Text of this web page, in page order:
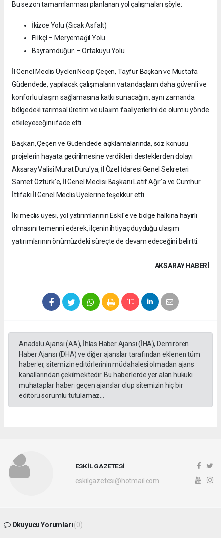
Bu sezon tamamlanması planlanan yol çalışmaları şöyle:
İkizce Yolu (Sıcak Asfalt)
Filikçi – Meryemağıl Yolu
Bayramdüğün – Ortakuyu Yolu
İl Genel Meclis Üyeleri Necip Çeçen, Tayfur Başkan ve Mustafa
Güdendede, yapılacak çalışmaların vatandaşların daha güvenli ve
konforlu ulaşım sağlamasına katkı sunacağını, aynı zamanda
bölgedeki tarımsal üretim ve ulaşım faaliyetlerini de olumlu yönde
etkileyeceğini ifade etti.
Başkan, Çeçen ve Güdendede açıklamalarında, söz konusu
projelerin hayata geçirilmesine verdikleri desteklerden dolayı
Aksaray Valisi Murat Duru'ya, İl Özel İdaresi Genel Sekreteri
Samet Öztürk'e, İl Genel Meclisi Başkanı Latif Ağır'a ve Cumhur
İttifakı İl Genel Meclis Üyelerine teşekkür etti.
İki meclis üyesi, yol yatırımlarının Eskil'e ve bölge halkına hayırlı
olmasını temenni ederek, ilçenin ihtiyaç duyduğu ulaşım
yatırımlarının önümüzdeki süreçte de devam edeceğini belirtti.
AKSARAY HABERİ
Anadolu Ajansı (AA), İhlas Haber Ajansı (İHA), Demirören
Haber Ajansı (DHA) ve diğer ajanslar tarafından eklenen tüm
haberler, sitemizin editörlerinin müdahalesi olmadan ajans
kanallarından çekilmektedir. Bu haberlerde yer alan hukuki
muhataplar haberi geçen ajanslar olup sitemizin hiç bir
editörü sorumlu tutulamaz...
ESKİL GAZETESİ
eskilgazetesi@hotmail.com
Okuyucu Yorumları (0)